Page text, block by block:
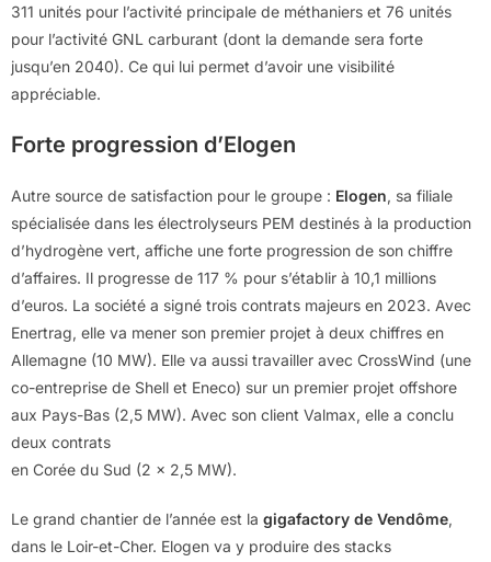
311 unités pour l’activité principale de méthaniers et 76 unités
pour l’activité GNL carburant (dont la demande sera forte
jusqu’en 2040). Ce qui lui permet d’avoir une visibilité
appréciable.
Forte progression d’Elogen
Autre source de satisfaction pour le groupe : Elogen, sa filiale
spécialisée dans les électrolyseurs PEM destinés à la production
d’hydrogène vert, affiche une forte progression de son chiffre
d’affaires. Il progresse de 117 % pour s’établir à 10,1 millions
d’euros. La société a signé trois contrats majeurs en 2023. Avec
Enertrag, elle va mener son premier projet à deux chiffres en
Allemagne (10 MW). Elle va aussi travailler avec CrossWind (une
co-entreprise de Shell et Eneco) sur un premier projet offshore
aux Pays-Bas (2,5 MW). Avec son client Valmax, elle a conclu
deux contrats
en Corée du Sud (2 x 2,5 MW).
Le grand chantier de l’année est la gigafactory de Vendôme,
dans le Loir-et-Cher. Elogen va y produire des stacks